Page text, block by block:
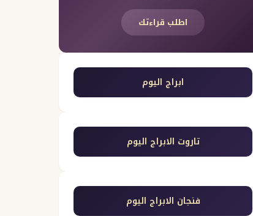
اطلب قراءتك
ابراج اليوم
تاروت الابراج اليوم
فنجان الابراج اليوم